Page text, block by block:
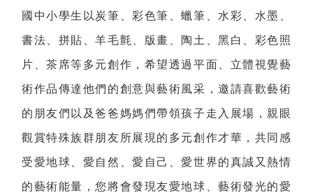
國中小學生以炭筆、彩色筆、蠟筆、水彩、水墨、
書法、拼貼、羊毛氈、版畫、陶土、黑白、彩色照
片、茶席等多元創作，希望透過平面、立體視覺藝
術作品傳達他們的創意與藝術風采，邀請喜歡藝術
的朋友們以及爸爸媽媽們帶領孩子走入展場，親眼
觀賞特殊族群朋友所展現的多元創作才華，共同感
受愛地球、愛自然、愛自己、愛世界的真誠又熱情
的藝術能量，您將會發現友愛地球、藝術發光的愛